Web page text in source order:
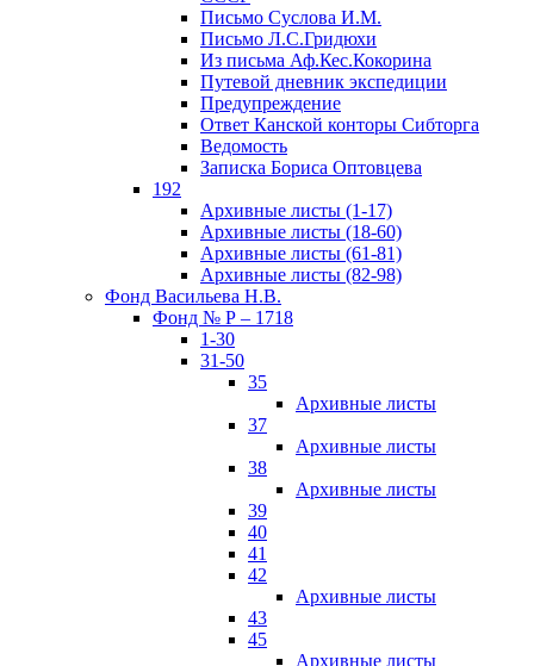
Письмо Суслова И.М.
Письмо Л.С.Гридюхи
Из письма Аф.Кес.Кокорина
Путевой дневник экспедиции
Предупреждение
Ответ Канской конторы Сибторга
Ведомость
Записка Бориса Оптовцева
192
Архивные листы (1-17)
Архивные листы (18-60)
Архивные листы (61-81)
Архивные листы (82-98)
Фонд Васильева Н.В.
Фонд № Р – 1718
1-30
31-50
35
Архивные листы
37
Архивные листы
38
Архивные листы
39
40
41
42
Архивные листы
43
45
Архивные листы